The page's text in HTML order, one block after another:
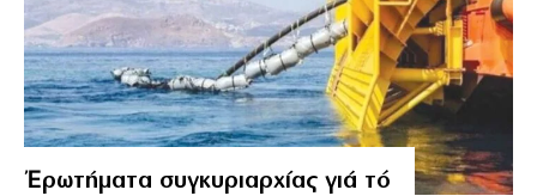
Ἐρωτήματα συγκυριαρχίας γιά τό